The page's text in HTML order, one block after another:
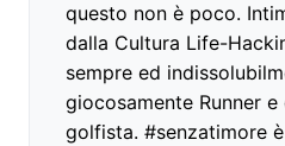
questo non è poco.
dalla Cultura Life-
sempre ed
giocosamente Runner
golfista. #senzatimore